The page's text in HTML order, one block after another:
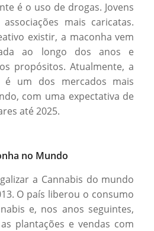
é o uso de drogas. Jovens
mais caricatas.
existir, a maconha vem
ao longo dos anos e
propósitos. Atualmente, a
é um dos mercados mais
com uma expectativa de
até 2025.
no Mundo
a Cannabis do mundo
O país liberou o consumo
e, nos anos seguintes,
plantações e vendas com